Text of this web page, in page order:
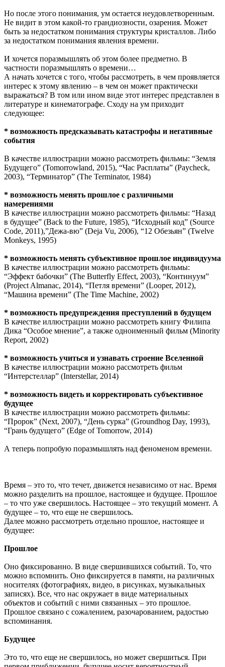
Но после этого понимания, ум остается неудовлетворенным.
Не видит в этом какой-то грандиозности, озарения. Может
быть за недостатком понимания структуры кристаллов. Либо
за недостатком понимания явления времени.
И хочется поразмышлять об этом более предметно. В
частности поразмышлять о времени…
А начать хочется с того, чтобы рассмотреть, в чем проявляется
интерес к этому явлению – в чем он может практически
выражаться? В том или ином виде этот интерес представлен в
литературе и кинематографе. Сходу на ум приходит
следующее:
* возможность предсказывать катастрофы и негативные
события
В качестве иллюстрации можно рассмотреть фильмы: “Земля
Будущего” (Tomorrowland, 2015), “Час Расплаты” (Paycheck,
2003), “Терминатор” (The Terminator, 1984)
* возможность менять прошлое с различными
намерениями
В качестве иллюстрации можно рассмотреть фильмы: “Назад
в будущее” (Back to the Future, 1985), “Исходный код” (Source
Code, 2011),”Дежа-вю” (Deja Vu, 2006), “12 Обезьян” (Twelve
Monkeys, 1995)
* возможность менять субъективное прошлое индивидуума
В качестве иллюстрации можно рассмотреть фильмы:
“Эффект бабочки” (The Butterfly Effect, 2003), “Континуум”
(Project Almanac, 2014), “Петля времени” (Looper, 2012),
“Машина времени” (The Time Machine, 2002)
* возможность предупреждения преступлений в будущем
В качестве иллюстрации можно рассмотреть книгу Филипа
Дика “Особое мнение”, а также одноименный фильм (Minority
Report, 2002)
* возможность учиться и узнавать строение Вселенной
В качестве иллюстрации можно рассмотреть фильм
“Интерстеллар” (Interstellar, 2014)
* возможность видеть и корректировать субъективное
будущее
В качестве иллюстрации можно рассмотреть фильмы:
“Пророк” (Next, 2007), “День сурка” (Groundhog Day, 1993),
“Грань будущего” (Edge of Tomorrow, 2014)
А теперь попробую поразмышлять над феноменом времени.
Время – это то, что течет, движется независимо от нас. Время
можно разделить на прошлое, настоящее и будущее. Прошлое
– то что уже свершилось. Настоящее – это текущий момент. А
будущее – то, что еще не свершилось.
Далее можно рассмотреть отдельно прошлое, настоящее и
будущее:
Прошлое
Оно фиксированно. В виде свершившихся событий. То, что
можно вспомнить. Оно фиксируется в памяти, на различных
носителях (фотографиях, видео, в рисунках, музыкальных
записях). Все, что нас окружает в виде материальных
объектов и событий с ними связанных – это прошлое.
Прошлое связано с сожалением, разочарованием, радостью
вспоминания.
Будущее
Это то, что еще не свершилось, но может свершиться. При